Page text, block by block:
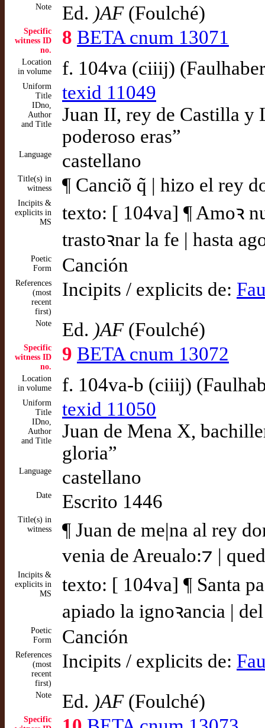
Note Ed. )AF(Foulché)
Specific
witness ID
no.
8 BETA cnum 13071
Location
in volume
f. 104va (ciiij)
Uniform
Title
IDno,
Author
and Title
texid 11049
Juan II, rey de Castilla y
poderoso eras”
Language castellano
Title(s) in
witness
¶ Canciõ q̃ | hizo el rey
Incipits &
explicits in
MS
texto: [ 104va] ¶ Amoꝛ
trastoꝛnar la fe | hasta
Poetic
Form
Canción
References
(most
recent
first)
Incipits / explicits de:
Note Ed. )AF(Foulché)
Specific
witness ID
no.
9 BETA cnum 13072
Location
in volume
f. 104va-b (ciiij)
Uniform
Title
IDno,
Author
and Title
texid 11050
Juan de Mena X,
gloria”
Language castellano
Date Escrito 1446
Title(s) in
witness
¶ Juan de me|na al rey
venia de Areualo:⁊ |
Incipits &
explicits in
MS
texto: [ 104va] ¶ Santa
apiado la ignoꝛancia |
Poetic
Form
Canción
References
(most
recent
first)
Incipits / explicits de:
Note Ed. )AF(Foulché)
Specific